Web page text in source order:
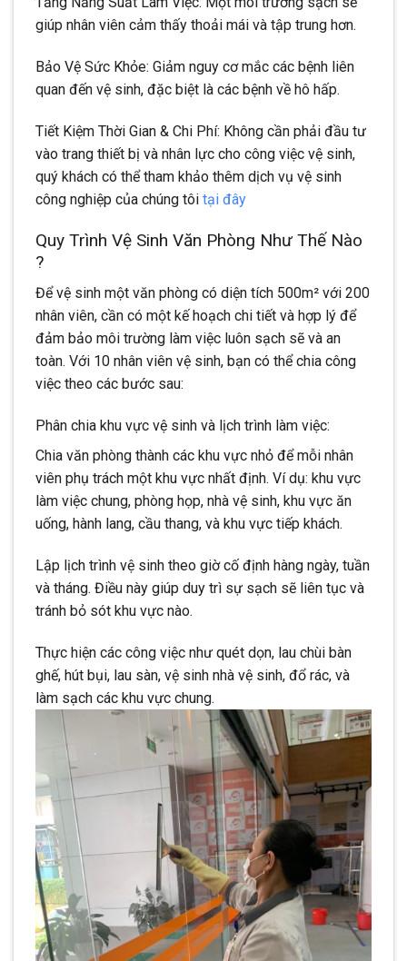
giúp nhân viên cảm thấy thoải mái và tập trung hơn.
Bảo Vệ Sức Khỏe: Giảm nguy cơ mắc các bệnh liên
quan đến vệ sinh, đặc biệt là các bệnh về hô hấp.
Tiết Kiệm Thời Gian & Chi Phí: Không cần phải đầu tư
vào trang thiết bị và nhân lực cho công việc vệ sinh,
quý khách có thể tham khảo thêm dịch vụ vệ sinh
công nghiệp của chúng tôi tại đây
Quy Trình Vệ Sinh Văn Phòng Như Thế Nào
?
Để vệ sinh một văn phòng có diện tích 500m² với 200
nhân viên, cần có một kế hoạch chi tiết và hợp lý để
đảm bảo môi trường làm việc luôn sạch sẽ và an
toàn. Với 10 nhân viên vệ sinh, bạn có thể chia công
việc theo các bước sau:
Phân chia khu vực vệ sinh và lịch trình làm việc:
Chia văn phòng thành các khu vực nhỏ để mỗi nhân
viên phụ trách một khu vực nhất định. Ví dụ: khu vực
làm việc chung, phòng họp, nhà vệ sinh, khu vực ăn
uống, hành lang, cầu thang, và khu vực tiếp khách.
Lập lịch trình vệ sinh theo giờ cố định hàng ngày, tuần
và tháng. Điều này giúp duy trì sự sạch sẽ liên tục và
tránh bỏ sót khu vực nào.
Thực hiện các công việc như quét dọn, lau chùi bàn
ghế, hút bụi, lau sàn, vệ sinh nhà vệ sinh, đổ rác, và
làm sạch các khu vực chung.